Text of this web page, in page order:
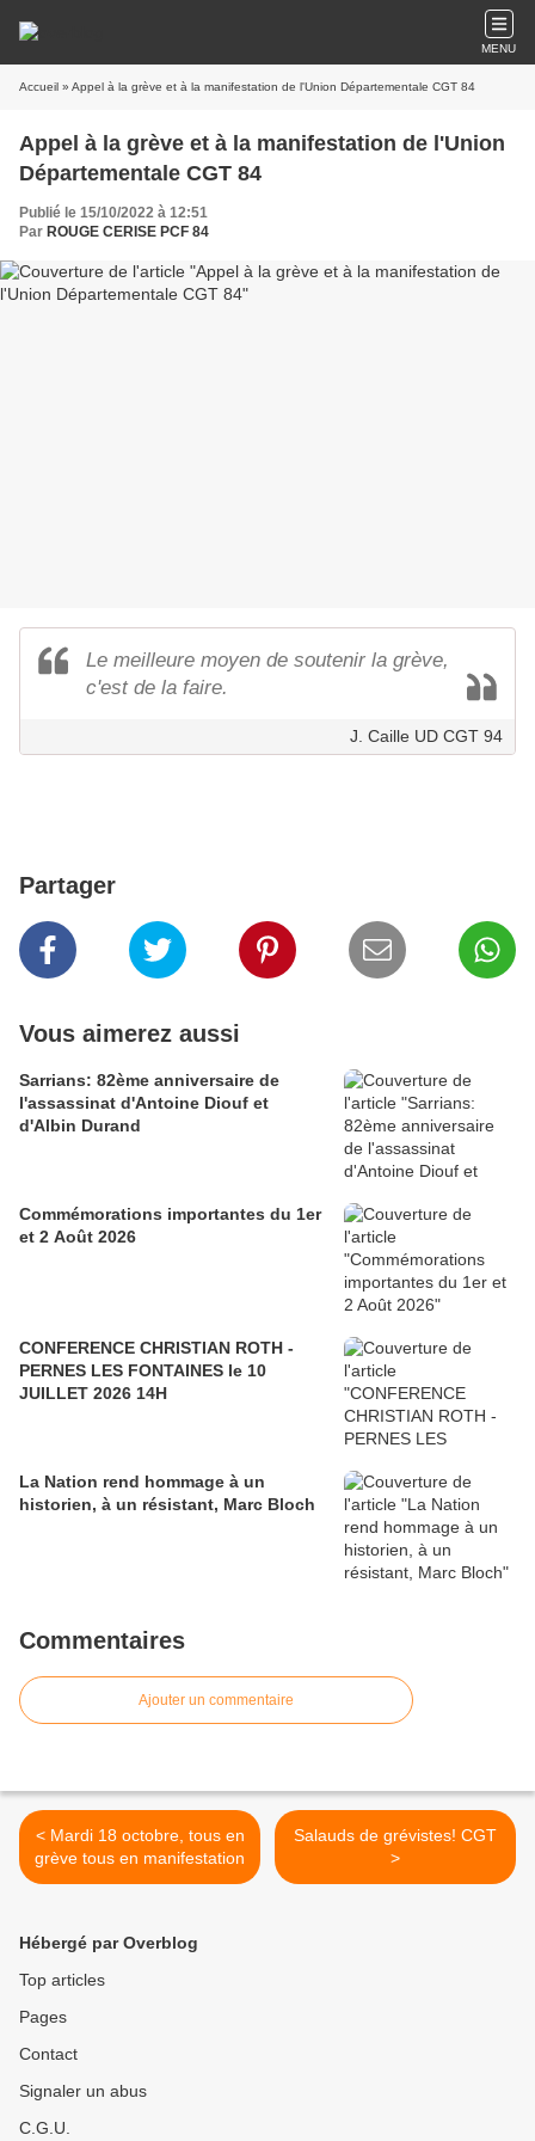
MENU
Accueil » Appel à la grève et à la manifestation de l'Union Départementale CGT 84
Appel à la grève et à la manifestation de l'Union
Départementale CGT 84
Publié le 15/10/2022 à 12:51
Par ROUGE CERISE PCF 84
Le meilleure moyen de soutenir la grève,
c'est de la faire.
J. Caille UD CGT 94
Partager
Vous aimerez aussi
Sarrians: 82ème anniversaire de
l'assassinat d'Antoine Diouf et
d'Albin Durand
Commémorations importantes du 1er
et 2 Août 2026
CONFERENCE CHRISTIAN ROTH -
PERNES LES FONTAINES le 10
JUILLET 2026 14H
La Nation rend hommage à un
historien, à un résistant, Marc Bloch
Commentaires
Ajouter un commentaire
< Mardi 18 octobre, tous en
grève tous en manifestation
Salauds de grévistes! CGT
>
Hébergé par Overblog
Top articles
Pages
Contact
Signaler un abus
C.G.U.